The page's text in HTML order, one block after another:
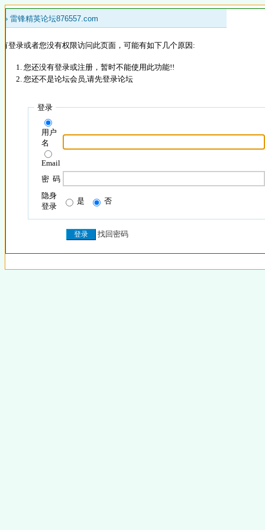
» 雷锋精英论坛876557.com
登录或者您没有权限访问此页面，可能有如下几个原因:
您还没有登录或注册，暂时不能使用此功能!!
您还不是论坛会员,请先登录论坛
登录
用户
名
Email
密 码
隐身
登录
是 否
找回密码